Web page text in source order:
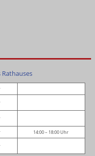
14:00 – 18:00 Uhr